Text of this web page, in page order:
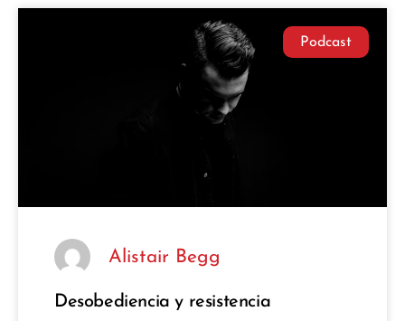
Podcast
Alistair Begg
Desobediencia y resistencia